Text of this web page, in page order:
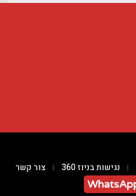
נגישות בניוז 360 צור קשר